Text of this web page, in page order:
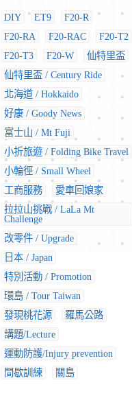
DIY ET9
F20-R
F20-RA
F20-RAC
F20-T2
F20-T3
F20-W
仙特里盃
仙特里盃 / Century Ride
北海道 / Hokkaido
好康 / Goody News
富士山 / Mt Fuji
小折旅遊 / Folding Bike Travel
小輪徑 / Small Wheel
工商服務
愛車回娘家
拉拉山挑戰 / LaLa Mt
Challenge
改零件 / Upgrade
日本 / Japan
特別活動 / Promotion
環島 / Tour Taiwan
發現桃花源
羅馬公路
講題/Lecture
運動防護/Injury prevention
間歇訓練
關島